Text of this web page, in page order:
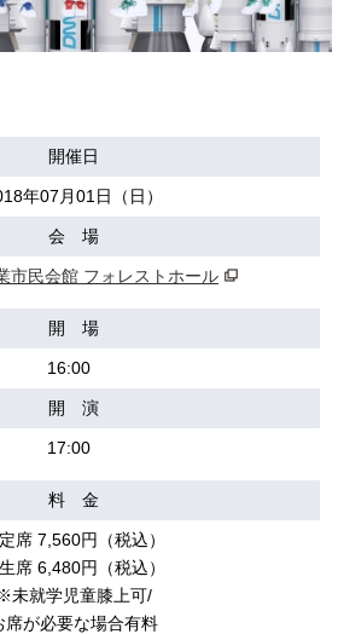
開催日
年07月01日（日）
会 場
市民会館 フォレストホール
開 場
16:00
開 演
17:00
料 金
席 7,560円（税込）
席 6,480円（税込）
未就学児童膝上可/
席が必要な場合有料